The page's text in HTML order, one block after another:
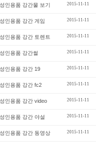
성인용품 강간물 보기 2015-11-11
성인용품 강간 게임 2015-11-11
성인용품 강간 토렌트 2015-11-11
성인용품 강간썰 2015-11-11
성인용품 강간 19 2015-11-11
성인용품 강간 fc2 2015-11-11
성인용품 강간 video 2015-11-11
성인용품 강간 야설 2015-11-11
성인용품 강간 동영상 2015-11-11